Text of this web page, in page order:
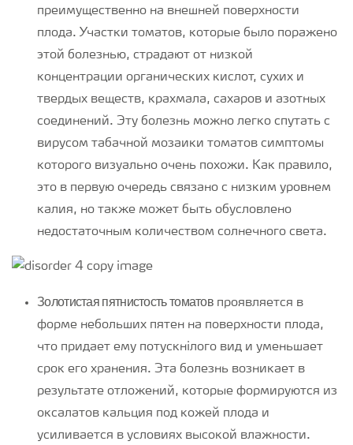
преимущественно на внешней поверхности
плода. Участки томатов, которые было поражено
этой болезнью, страдают от низкой
концентрации органических кислот, сухих и
твердых веществ, крахмала, сахаров и азотных
соединений. Эту болезнь можно легко спутать с
вирусом табачной мозаики томатов симптомы
которого визуально очень похожи. Как правило,
это в первую очередь связано с низким уровнем
калия, но также может быть обусловлено
недостаточным количеством солнечного света.
Золотистая пятнистость томатов проявляется в
форме небольших пятен на поверхности плода,
что придает ему потускнілого вид и уменьшает
срок его хранения. Эта болезнь возникает в
результате отложений, которые формируются из
оксалатов кальция под кожей плода и
усиливается в условиях высокой влажности.